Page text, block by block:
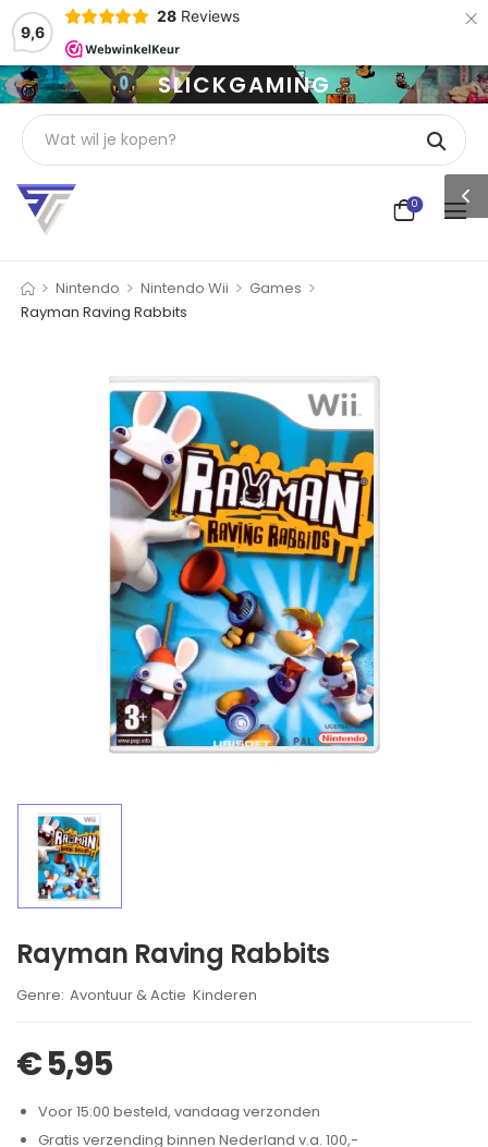
9,6
28 Reviews ×
SLICKGAMING
0
> Nintendo > Nintendo Wii > Games >
Rayman Raving Rabbits
Rayman Raving Rabbits
Brand:
Avontuur & Actie ,
Kinderen
€5,95
Voor 15:00 besteld, vandaag verzonden
Gratis verzending binnen Nederland v.a. 100,-